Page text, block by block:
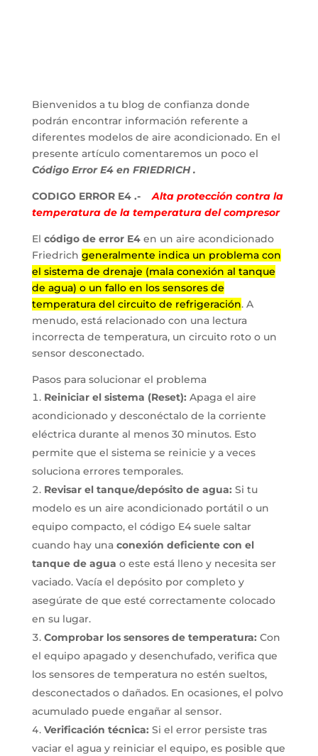
Bienvenidos a tu blog de confianza donde
podrán encontrar información referente a
diferentes modelos de aire acondicionado. En el
presente artículo comentaremos un poco el
Código Error E4 en FRIEDRICH .
CODIGO ERROR E4 .-
Alta protección contra la
temperatura de la temperatura del compresor
El código de error E4en un aire acondicionado
Friedrich generalmente indica un problema con
el sistema de drenaje (mala conexión al tanque
de agua) o un fallo en los sensores de
temperatura del circuito de refrigeración. A
menudo, está relacionado con una lectura
incorrecta de temperatura, un circuito roto o un
sensor desconectado.
Pasos para solucionar el problema
Reiniciar el sistema (Reset): Apaga el aire
acondicionado y desconéctalo de la corriente
eléctrica durante al menos 30 minutos. Esto
permite que el sistema se reinicie y a veces
soluciona errores temporales.
Revisar el tanque/depósito de agua: Si tu
modelo es un aire acondicionado portátil o un
equipo compacto, el código E4 suele saltar
cuando hay una conexión deficiente con el
tanque de agua o este está lleno y necesita ser
vaciado. Vacía el depósito por completo y
asegúrate de que esté correctamente colocado
en su lugar.
Comprobar los sensores de temperatura: Con
el equipo apagado y desenchufado, verifica que
los sensores de temperatura no estén sueltos,
desconectados o dañados. En ocasiones, el polvo
acumulado puede engañar al sensor.
Verificación técnica: Si el error persiste tras
vaciar el agua y reiniciar el equipo, es posible que